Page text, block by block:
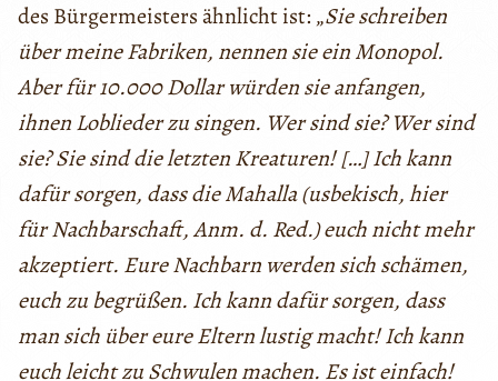
des Bürgermeisters ähnlicht ist: „Sie schreiben
über meine Fabriken, nennen sie ein Monopol.
Aber für 10.000 Dollar würden sie anfangen,
ihnen Loblieder zu singen. Wer sind sie? Wer sind
sie? Sie sind die letzten Kreaturen! […] Ich kann
dafür sorgen, dass die Mahalla (usbekisch, hier
für Nachbarschaft, Anm. d. Red.) euch nicht mehr
akzeptiert. Eure Nachbarn werden sich schämen,
euch zu begrüßen. Ich kann dafür sorgen, dass
man sich über eure Eltern lustig macht! Ich kann
euch leicht zu Schwulen machen. Es ist einfach!